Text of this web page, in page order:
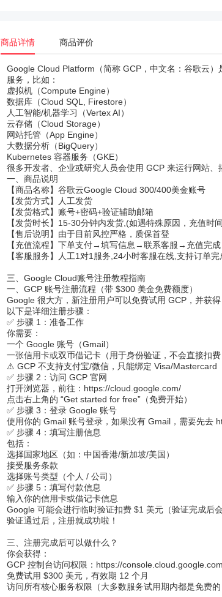
商品详情 商品评价
Google Cloud Platform（简称 GCP，中文名：谷歌云
服务，比如：
虚拟机（Compute Engine）
数据库（Cloud SQL, Firestore）
人工智能/机器学习（Vertex AI）
云存储（Cloud Storage）
网站托管（App Engine）
大数据分析（BigQuery）
Kubernetes 容器服务（GKE）
很多开发者、企业或研究人员会使用 GCP 来运行网站、
一、商品说明
【商品名称】谷歌云Google Cloud 300/400美金账号
【发货方式】人工发货
【发货格式】账号+密码+验证辅助邮箱
【发货时长】15-30分钟内发货,(如遇特殊原因，充值时
【售后说明】由于目前风控严格，质保首登
【充值流程】下单支付→填写信息→联系客服→充值完成
【客服服务】人工1对1服务,24小时客服在线,支持订单完
三、Google Cloud账号注册教程指南
一、GCP 账号注册流程（带 $300 美金免费额度）
Google 很大方，新注册用户可以免费试用 GCP，并获
以下是详细注册步骤：
✅ 步骤 1：准备工作
你需要：
一个 Google 账号（Gmail）
一张信用卡或双币借记卡（用于身份验证，不会直接扣费
⚠ GCP 不支持支付宝/微信，只能绑定 Visa/Mastercard
✅ 步骤 2：访问 GCP 官网
打开浏览器，前往： https://cloud.google.com/
点击右上角的 “Get started for free”（免费开始）
✅ 步骤 3：登录 Google 账号
使用你的 Gmail 账号登录，如果没有 Gmail，需要先去
✅ 步骤 4：填写注册信息
包括：
选择国家地区（如：中国香港/新加坡/美国）
接受服务条款
选择账号类型（个人 / 公司）
✅ 步骤 5：填写付款信息
输入你的信用卡或借记卡信息
Google 可能会进行临时验证扣费 $1 美元（验证完成后会
验证通过后，注册就成功啦！
三、注册完成后可以做什么？
你会获得：
GCP 控制台访问权限： https://
免费试用 $300 美元，有效期 12 个月
访问所有核心服务权限（大多数服务试用期内都是免费的